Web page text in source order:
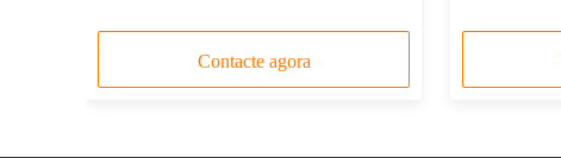
máscara
Contacte agora